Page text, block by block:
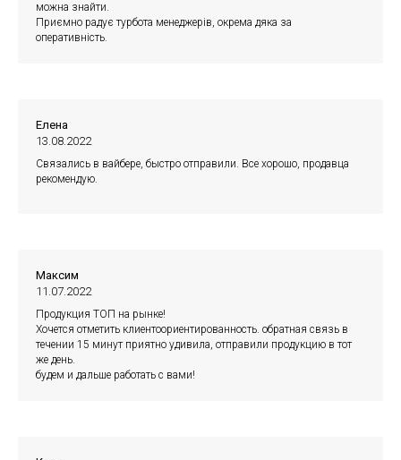
можна знайти.
Приємно радує турбота менеджерів, окрема дяка за
оперативність.
Елена
13.08.2022
Связались в вайбере, быстро отправили. Все хорошо, продавца
рекомендую.
Максим
11.07.2022
Продукция ТОП на рынке!
Хочется отметить клиентоориентированность. обратная связь в
течении 15 минут приятно удивила, отправили продукцию в тот
же день.
будем и дальше работать с вами!